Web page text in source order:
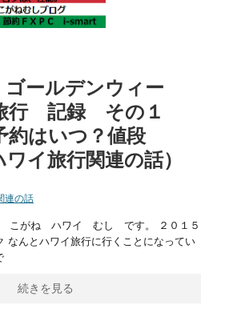
ールデンウィー
行 記録 その１
約はいつ？値段
イ旅行関連の話）
連の話
こがね ハワイ むし です。 ２０１５
んとハワイ旅行に行くことになってい
続きを見る